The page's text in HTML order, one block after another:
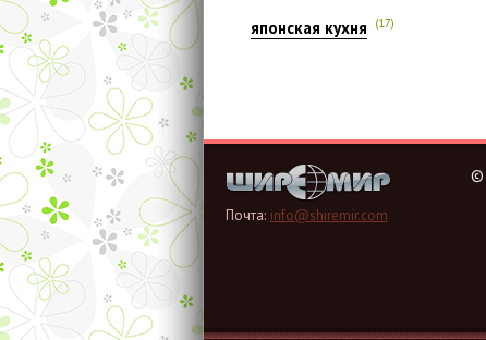
японская кухня (17)
Почта: info@shiremir.com
©